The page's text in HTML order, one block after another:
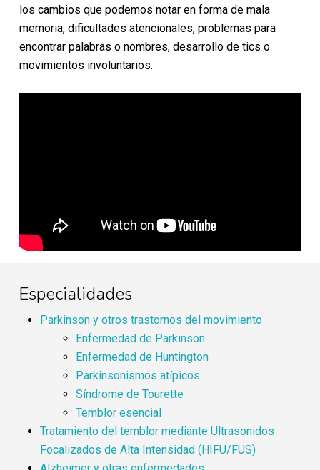
los cambios que podemos notar en forma de mala
memoria, dificultades atencionales, problemas para
encontrar palabras o nombres, desarrollo de tics o
movimientos involuntarios.
Especialidades
Parkinson y otros trastornos del movimiento
Enfermedad de Parkinson
Enfermedad de Huntington
Parkinsonismos atípicos
Síndrome de Tourette
Temblor esencial
Tratamiento del temblor mediante Ultrasonidos
Focalizados de Alta Intensidad (HIFU/FUS)